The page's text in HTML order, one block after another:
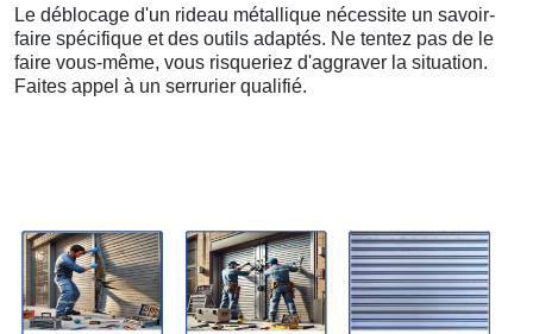
Le déblocage d'un rideau métallique nécessite un savoir-
faire spécifique et des outils adaptés. Ne tentez pas de le
faire vous-même, vous risqueriez d'aggraver la situation.
Faites appel à un serrurier qualifié.